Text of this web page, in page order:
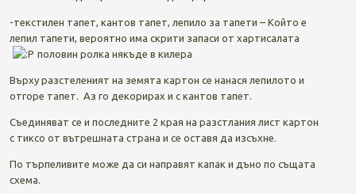
-текстилен тапет, кантов тапет, лепило за тапети – Който е
лепил тапети, вероятно има скрити запаси от хартисалата
половин ролка някъде в килера
Върху разстеленият на земята картон се нанася лепилото и
отгоре тапет. Аз го декорирах и с кантов тапет.
Съединяват се и последните 2 края на разстлания лист картон
с тиксо от вътрешната страна и се оставя да изсъхне.
По търпеливите може да си направят капак и дъно по същата
схема.